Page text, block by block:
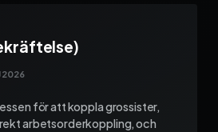
2026
för att koppla grossister,
arbetsorderkoppling, och